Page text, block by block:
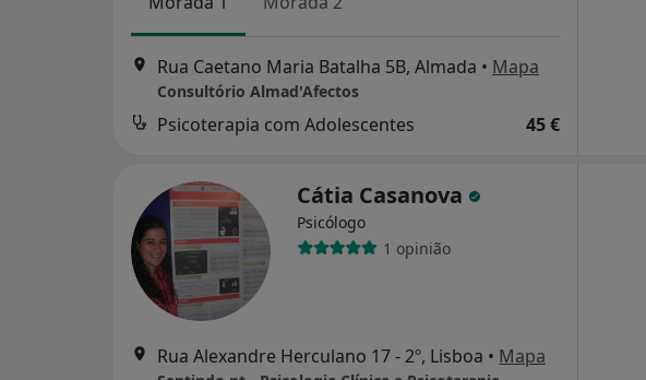
Rua Caetano Maria Batalha 5B, Almada • Mapa
Consultório Almad'Afectos
Psicoterapia com Adolescentes 45 €
Cátia Casanova
Psicólogo
1 opinião
Rua Alexandre Herculano 17 - 2º, Lisboa • Mapa